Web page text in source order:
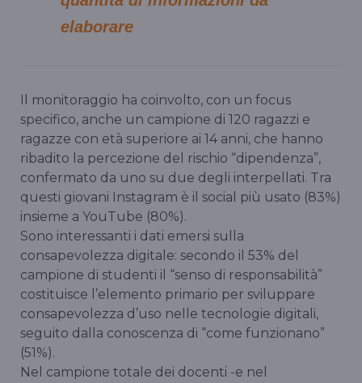
elaborare
Il monitoraggio ha coinvolto, con un focus
specifico, anche un campione di 120 ragazzi e
ragazze con età superiore ai 14 anni, che hanno
ribadito la percezione del rischio “dipendenza”,
confermato da uno su due degli interpellati. Tra
questi giovani Instagram è il social più usato (83%)
insieme a YouTube (80%).
Sono interessanti i dati emersi sulla
consapevolezza digitale: secondo il 53% del
campione di studenti il “senso di responsabilità”
costituisce l’elemento primario per sviluppare
consapevolezza d’uso nelle tecnologie digitali,
seguito dalla conoscenza di “come funzionano”
(51%).
Nel campione totale dei docenti -e nel